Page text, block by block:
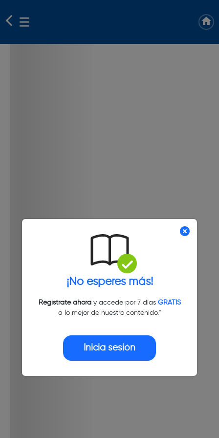
¡No esperes más!
Regístrate ahoray accede por 7 días GRATIS
a lo mejor de nuestro contenido."
Inicia sesión